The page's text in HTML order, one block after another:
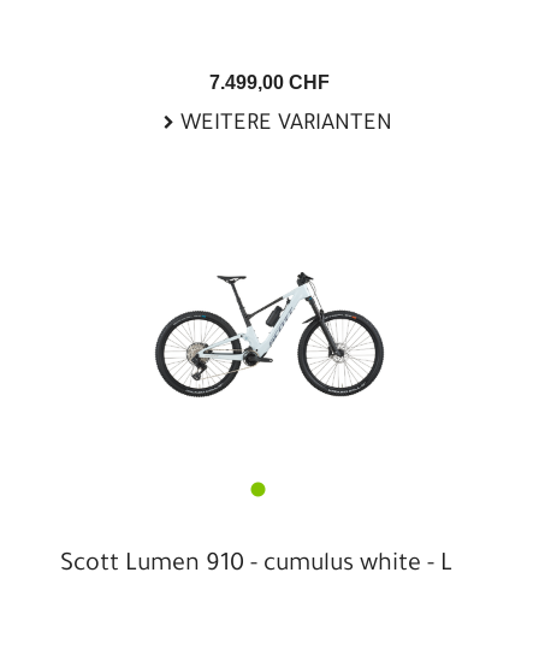
7.499,00 CHF
WEITERE VARIANTEN
Scott Lumen 910 - cumulus white - L